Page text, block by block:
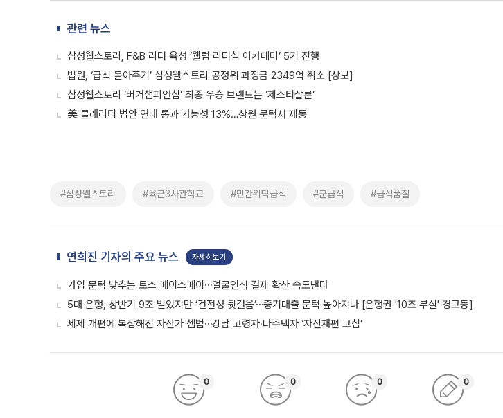
관련 뉴스
삼성웰스토리, F&B 리더 육성 ‘웰럽 리더십 아카데미’ 5기 진행
법원, ‘급식 몰아주기’ 삼성웰스토리 공정위 과징금 2349억 취소 [상보]
삼성웰스토리 ‘버거챔피언십’ 최종 우승 브랜드는 ‘제스티살룬’
美 클래리티 법안 연내 통과 가능성 13%…상원 문턱서 제동
#삼성웰스토리 #육군3사관학교 #민간위탁급식 #군급식 #급식품질
연희진 기자의 주요 뉴스 자세히보기
가입 문턱 낮추는 토스 페이스페이⋯얼굴인식 결제 확산 속도낸다
5대 은행, 상반기 9조 벌었지만 ‘건전성 뒷걸음’⋯중기대출 문턱 높아지나 [은행권 '10조 부실' 경고등]
세제 개편에 복잡해진 자산가 셈법⋯강남 고령자·다주택자 ‘자산재편 고심’
0 0 0 0